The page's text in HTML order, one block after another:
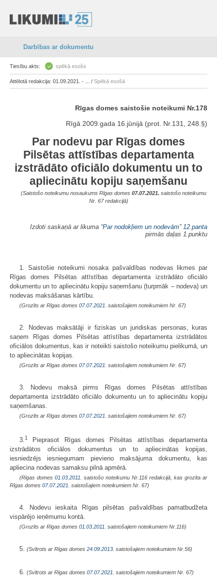
Darbības ar dokumentu
Tiesību akts: spēkā esošs
Attēlotā redakcija: 01.09.2021. - ... / Spēkā esošā
Rīgas domes saistošie noteikumi Nr.178
Rīgā 2009.gada 16.jūnijā (prot. Nr.131, 248.§)
Par nodevu par Rīgas domes
Pilsētas attīstības departamenta
izstrādāto oficiālo dokumentu un to
apliecinātu kopiju saņemšanu
(Saistošo noteikumu nosaukums Rīgas domes 07.07.2021. saistošo noteikumu
Nr. 67 redakcijā)
Izdoti saskaņā ar likuma “Par nodokļiem un nodevām” 12.panta
pirmās daļas 1.punktu
1. Saistošie noteikumi nosaka pašvaldības nodevas likmes par
Rīgas domes Pilsētas attīstības departamenta izstrādāto oficiālo
dokumentu un to apliecinātu kopiju saņemšanu (turpmāk – nodeva) un
nodevas maksāšanas kārtību.
(Grozīts ar Rīgas domes 07.07.2021. saistošajiem noteikumiem Nr. 67)
2. Nodevas maksātāji ir fiziskas un juridiskas personas, kuras
saņem Rīgas domes Pilsētas attīstības departamenta izstrādātos
oficiālos dokumentus, kas ir noteikti saistošo noteikumu pielikumā, un
to apliecinātas kopijas.
(Grozīts ar Rīgas domes 07.07.2021. saistošajiem noteikumiem Nr. 67)
3. Nodevu maksā pirms Rīgas domes Pilsētas attīstības
departamenta izstrādāto oficiālo dokumentu un to apliecinātu kopiju
saņemšanas.
(Grozīts ar Rīgas domes 07.07.2021. saistošajiem noteikumiem Nr. 67)
3. 1
Pieprasot Rīgas domes Pilsētas attīstības departamenta
izstrādātos oficiālos dokumentus un to apliecinātas kopijas,
iesniedzējs iesniegumam pievieno maksājuma dokumentu, kas
apliecina nodevas samaksu pilnā apmērā.
(Rīgas domes 01.03.2011.
saistošo noteikumu Nr.116 redakcijā, kas grozīta ar
Rīgas domes 07.07.2021. saistošajiem noteikumiem Nr. 67)
4. Nodevu ieskaita Rīgas pilsētas pašvaldības pamatbudžeta
vispārējo ieņēmumu kontā.
(Grozīts ar Rīgas domes 01.03.2011. saistošajiem noteikumiem Nr.116)
5. (Svītrots ar Rīgas domes 24.09.2013. saistošajiem noteikumiem Nr.56)
6. (Svītrots ar Rīgas domes 07.07.2021. saistošajiem noteikumiem Nr. 67)